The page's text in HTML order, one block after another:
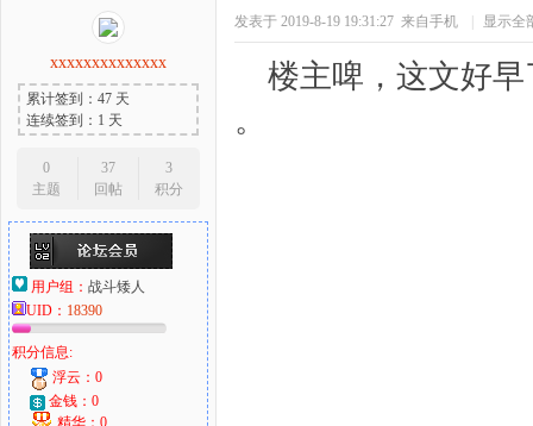
xxxxxxxxxxxxxx
累计签到：47 天
连续签到：1 天
0
主题
37
回帖
3
积分
用户组： 战斗矮人
UID： 18390
积分信息:
浮云：0
金钱：0
精华：0
发表于 2019-8-19 19:31:27 来自手机 显示全
楼主啤，这文好早
。